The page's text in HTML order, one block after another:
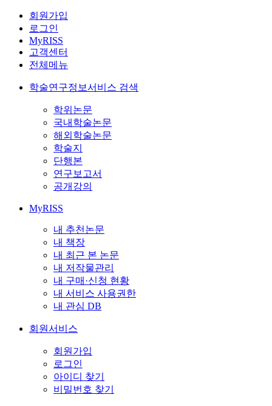
회원가입
로그인
MyRISS
고객센터
전체메뉴
학술연구정보서비스 검색
학위논문
국내학술논문
해외학술논문
학술지
단행본
연구보고서
공개강의
MyRISS
내 추천논문
내 책장
내 최근 본 논문
내 저작물관리
내 구매·신청 현황
내 서비스 사용권한
내 관심 DB
회원서비스
회원가입
로그인
아이디 찾기
비밀번호 찾기